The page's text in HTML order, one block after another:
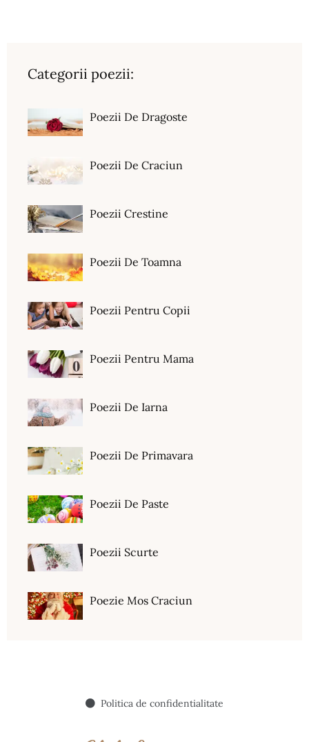
Categorii poezii:
Poezii De Dragoste
Poezii De Craciun
Poezii Crestine
Poezii De Toamna
Poezii Pentru Copii
Poezii Pentru Mama
Poezii De Iarna
Poezii De Primavara
Poezii De Paste
Poezii Scurte
Poezie Mos Craciun
Politica de confidentialitate